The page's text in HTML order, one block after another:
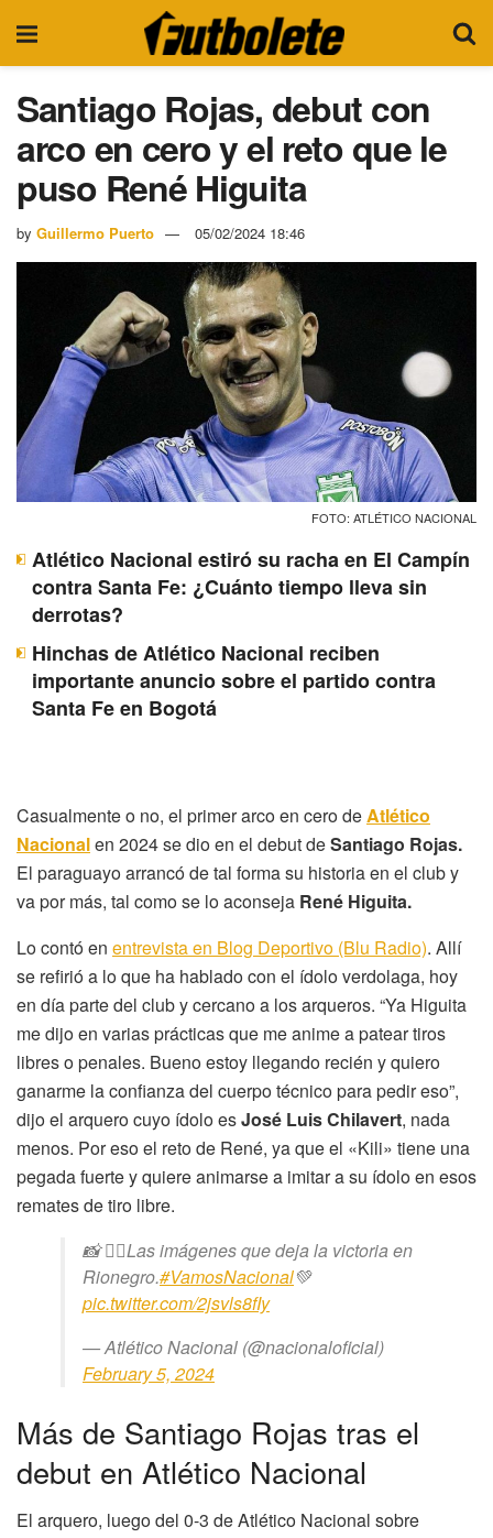
Santiago Rojas, debut con
arco en cero y el reto que le
puso René Higuita
by Guillermo Puerto 05/02/2024 18:46
FOTO: ATLÉTICO NACIONAL
Atlético Nacional estiró su racha en El Campín
contra Santa Fe: ¿Cuánto tiempo lleva sin
derrotas?
Hinchas de Atlético Nacional reciben
importante anuncio sobre el partido contra
Santa Fe en Bogotá
Casualmente o no, el primer arco en cero deAtlético
Nacionalen 2024 se dio en el debut deSantiago Rojas.
El paraguayo arrancó de tal forma su historia en el club y
va por más, tal como se lo aconseja René Higuita.
Lo contó en entrevista en Blog Deportivo (Blu Radio). Allí
se refirió a lo que ha hablado con el ídolo verdolaga, hoy
en día parte del club y cercano a los arqueros. “Ya Higuita
me dijo en varias prácticas que me anime a patear tiros
libres o penales. Bueno estoy llegando recién y quiero
ganarme la confianza del cuerpo técnico para pedir eso”,
dijo el arquero cuyo ídolo esJosé Luis Chilavert, nada
menos. Por eso el reto de René, ya que el «Kili» tiene una
pegada fuerte y quiere animarse a imitar a su ídolo en esos
remates de tiro libre.
📸 👌🏽Las imágenes que deja la victoria en
Rionegro.#VamosNacional💚
pic.twitter.com/2jsvls8fIy
— Atlético Nacional (@nacionaloficial)
February 5, 2024
Más de Santiago Rojas tras el
debut en Atlético Nacional
El arquero, luego del 0-3 de Atlético Nacional sobre